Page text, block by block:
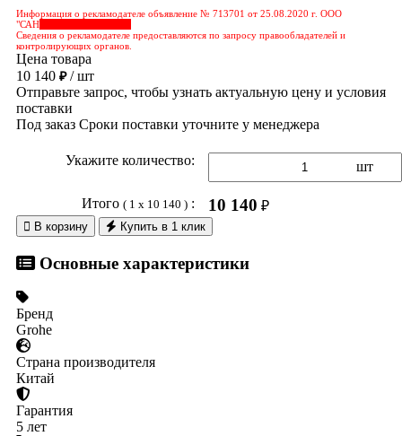
Информация о рекламодателе объявление № 713701 от 25.08.2020 г. ООО
"САН
Сведения о рекламодателе предоставляются по запросу правообладателей и
контролирующих органов.
Цена товара
10 140 ₽/ шт
Отправьте запрос, чтобы узнать актуальную цену и условия
поставки
Под заказ Сроки поставки уточните у менеджера
Укажите количество: шт
Итого ( 1 x 10 140 ): 10 140 ₽
 В корзину Купить в 1 клик
Основные характеристики
Бренд
Grohe
Страна производителя
Китай
Гарантия
5 лет